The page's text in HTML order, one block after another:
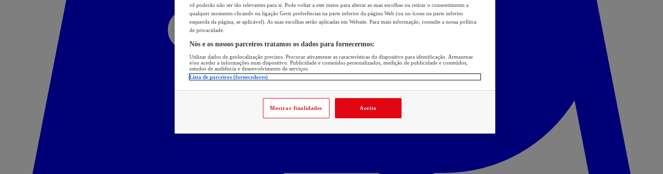
vê poderão não ser tão relevantes para si. Pode voltar a este menu para alterar as suas escolhas ou retirar o consentimento a
qualquer momento clicando na ligação Gerir preferências na parte inferior da página Web (ou no ícone na parte inferior
esquerda da página, se aplicável). As suas escolhas serão aplicadas em Website. Para mais informação, consulte a nossa política
de privacidade.
Nós e os nossos parceiros tratamos os dados para fornecermos:
Utilizar dados de geolocalização precisos. Procurar ativamente as características do dispositivo para identificação. Armazenar
e/ou aceder a informações num dispositivo. Publicidade e conteúdos personalizados, medição de publicidade e conteúdos,
estudos de audiência e desenvolvimento de serviços.
Lista de parceiros (fornecedores)
Mostrar finalidades Aceito